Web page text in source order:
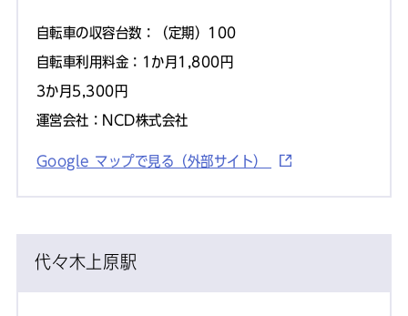
自転車の収容台数：（定期）100
自転車利用料金：1か月1,800円
3か月5,300円
運営会社：NCD株式会社
Google マップで見る（外部サイト）
代々木上原駅